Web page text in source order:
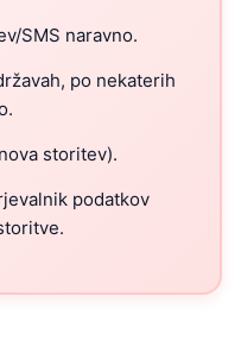
SMS naravno.
po nekaterih
storitev).
podatkov